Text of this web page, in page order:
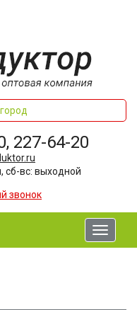
227-64-20
сб-вс: выходной
звонок
Toggle